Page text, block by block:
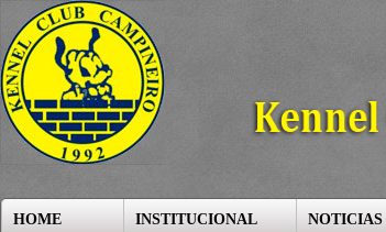
HOME INSTITUCIONAL NOTICIAS